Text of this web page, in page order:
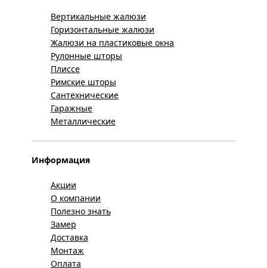
Вертикальные жалюзи
Горизонтальные жалюзи
Жалюзи на пластиковые окна
Рулонные шторы
Плиссе
Римские шторы
Сантехнические
Гаражные
Металлические
Информация
Акции
О компании
Полезно знать
Замер
Доставка
Монтаж
Оплата